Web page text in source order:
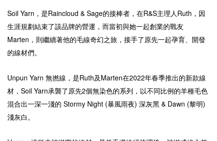
Soil Yarn，是Raincloud & Sage的接棒者，在R&S主理人Ruth，因
生涯規劃結束了該品牌的營運，而當初與她一起創業的戰友
Marten，則繼續著他的毛線奇幻之旅，接手了原先一起孕育、開發
的線材們。
Unpun Yarn 無撚線， 是Ruth及Marten在2022年春季推出的新款線
材，Soil Yarn承襲了原先2個無染色的系列，以不同比例的羊種毛色
混合出一深一淺的 Stormy Night (暴風雨夜) 深灰黑 & Dawn (黎明)
淺灰白。